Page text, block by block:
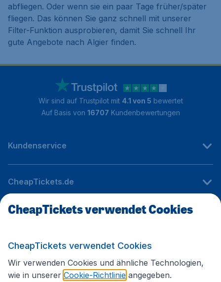
abfliegen. Oder wenn sie ein paar Tage früher/später
fliegen. Das können Sie ganz schnell mit unserer
Filter-Funktion ausprobieren, damit Sie schnell Ihr
gute Angebote nach Algier finden.
Wir sind auf Trustpilot mit 4.1 von 5 bewertet
Auf Basis von 16707 Kundenbewertungen
Kundenservice
CheapTickets.de
Internationale Webseiten
Folgen Sie uns:
CheapTickets verwendet Cookies
CheapTickets verwendet Cookies
Wir verwenden Cookies und ähnliche Technologien,
wie in unserer Cookie-Richtlinie angegeben.